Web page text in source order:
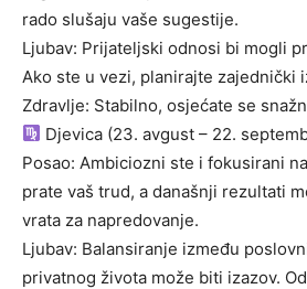
rado slušaju vaše sugestije.
Ljubav: Prijateljski odnosi bi mogli
Ako ste u vezi, planirajte zajednički
Zdravlje: Stabilno, osjećate se
Djevica (23. avgust – 22.
Posao: Ambiciozni ste i fokusirani
prate vaš trud, a današnji rezultati
vrata za napredovanje.
Ljubav: Balansiranje između
privatnog života može biti izazov.